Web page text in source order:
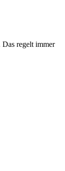
regelt immer